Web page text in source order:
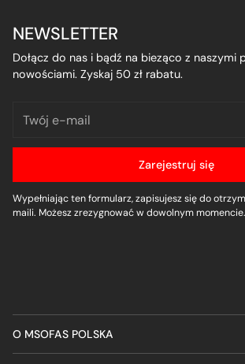
NEWSLETTER
Dołącz do nas i bądź na bieząco z naszymi
nowościami. Zyskaj 50 zł rabatu.
Zarejestruj się
Wypełniając ten formularz, zapisujesz się do
maili. Możesz zrezygnować w dowolnym momencie.
O MSOFAS POLSKA